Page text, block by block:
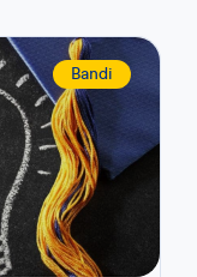
Bandi